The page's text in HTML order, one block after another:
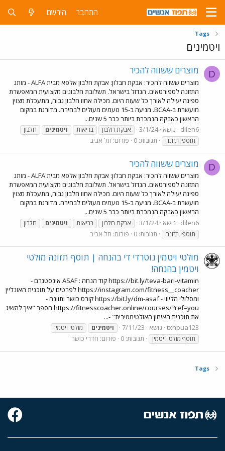
התחבר הירשם
Tags
ויטמינים
D מוצרים ששווה להכיר
מוצרים ששווה להכיר: אבקת חבלון: אבקת חלבון אלפא מבית ALFA - מותג
התזונה לספורטאים. הגדול בישראל. תשלובת חלבונים מקצועית המאפשרת
ספיגה יעילה לאורך כל שעות היום. מכילה אחוז חלבון גבוה, מתעכלת מצוין
מועשרת ב-BCAA. מגיעה ב-15 טעמים מעולים לבחירה. מדורגת במקום
הראשון כאבקה הנמכרת ביותר כבר 5 שנים...
dilen6
נושא 3/1/24 אבקת חלבון בריאות ויטמינים
חלבון
תוספי תזונה
תגובות: 0 פורום: תל אביב
D מוצרים ששווה להכיר
מוצרים ששווה להכיר: אבקת חבלון: אבקת חלבון אלפא מבית ALFA - מותג
התזונה לספורטאים. הגדול בישראל. תשלובת חלבונים מקצועית המאפשרת
ספיגה יעילה לאורך כל שעות היום. מכילה אחוז חלבון גבוה, מתעכלת מצוין
מועשרת ב-BCAA. מגיעה ב-15 טעמים מעולים לבחירה. מדורגת במקום
הראשון כאבקה הנמכרת ביותר כבר 5 שנים...
dilen6
נושא 3/1/24 אבקת חלבון בריאות ויטמינים
חלבון
תוספי תזונה
תגובות: 0 פורום: תל אביב
מולטי ויטמין נוטרדי די בהנחה | תוסף תזונה מולטי
ויטמין בהנחה!
https://bit.ly/teva-bari-vitamin קוד הנחה : ASAF אינסטגרם -
https://instagram.com/fitness__coacher לפרטים על תוכנית האונליין
ומסלולי הליווי - https://bit.ly/dm-asaf קורס כושר ותזונה -
https://fitnesscoacher.online/courses/?ref=you הספר "איך להשיג
את תוכנית האימון האולטימטיבית" -...
txhpua123 נושא 7/11/23 ויטמינים
מולטי ויטמין
תוסף מולטי ויטמין
תגובות: 0 פורום: חדרי כושר
Tags